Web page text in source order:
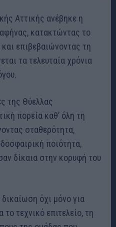
Αττικής ανέβηκε η
κατακτώντας το
επιβεβαιώνοντας τη
τα τελευταία χρόνια
της Θύελλας
πορεία καθ’ όλη τη
σταθερότητα,
ποιότητα,
δίκαια στην κορυφή του
όχι μόνο για
το τεχνικό επιτελείο, τη